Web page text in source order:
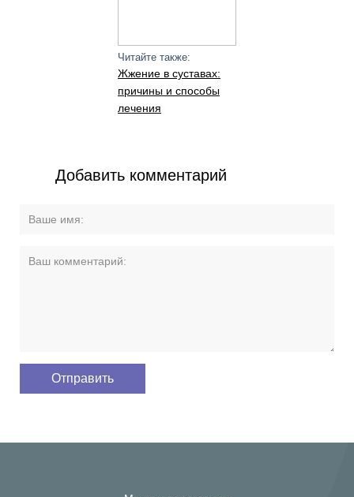
Читайте также:
Жжение в суставах:
причины и способы
лечения
Добавить комментарий